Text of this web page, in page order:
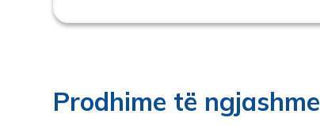
Prodhime të ngjashme